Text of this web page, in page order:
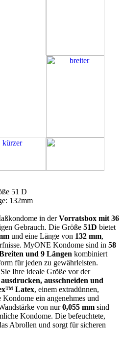
51 D
132mm
in derVorratsbox mit 36
Gebrauch. Die Größe 51D bietet
und eine Länge von 132 mm,
MyONE Kondome sind in 58
und 9 Längen kombiniert
für jeden zu gewährleisten.
Ihre ideale Größe vor der
ausschneiden und
Latex, einem extradünnen,
ein angenehmes und
von nur0,055 mm sind
Kondome. Die befeuchtete,
Abrollen und sorgt für sicheren